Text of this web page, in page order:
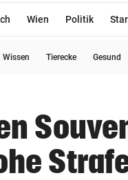
arrow_right
Wien Politik
Wissen Tierecke Gesund